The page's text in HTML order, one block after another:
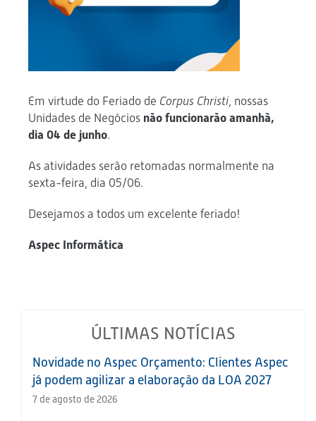
Em virtude do Feriado de Corpus Christi, nossas
Unidades de Negócios não funcionarão amanhã,
dia 04 de junho.
As atividades serão retomadas normalmente na
sexta-feira, dia 05/06.
Desejamos a todos um excelente feriado!
Aspec Informática
ÚLTIMAS NOTÍCIAS
Novidade no Aspec Orçamento: Clientes Aspec
já podem agilizar a elaboração da LOA 2027
7 de agosto de 2026